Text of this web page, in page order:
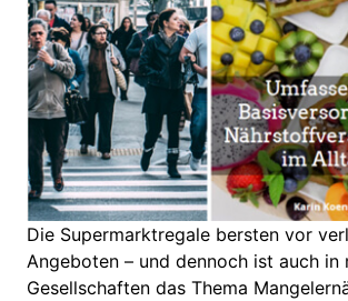
Die Supermarktregale bersten vor
Angeboten – und dennoch ist auch in
Gesellschaften das Thema